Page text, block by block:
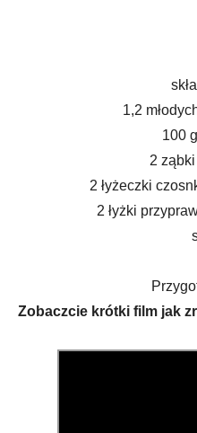
1,2
100
2
2 łyżeczki
2 łyżki
Zobaczcie krótki film jak